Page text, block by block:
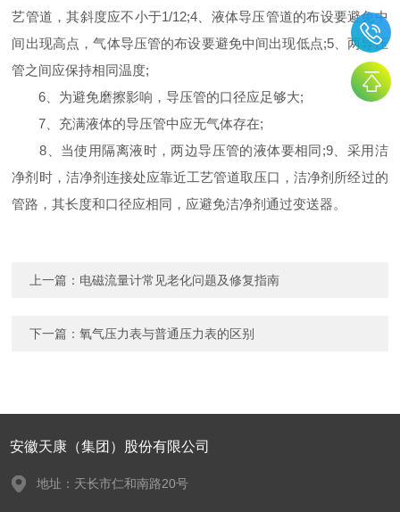
艺管道，其斜度应不小于1/12;4、液体导压管道的布设要避免中
间出现高点，气体导压管的布设要避免中间出现低点;5、两导压
管之间应保持相同温度;
6、为避免磨擦影响，导压管的口径应足够大;
7、充满液体的导压管中应无气体存在;
8、当使用隔离液时，两边导压管的液体要相同;9、采用洁
净剂时，洁净剂连接处应靠近工艺管道取压口，洁净剂所经过的
管路，其长度和口径应相同，应避免洁净剂通过变送器。
上一篇： 电磁流量计常见老化问题及修复指南
下一篇：氧气压力表与普通压力表的区别
安徽天康（集团）股份有限公司
地址：天长市仁和南路20号